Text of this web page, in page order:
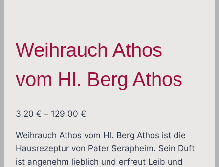
Weihrauch Athos
vom Hl. Berg Athos
3,20 € – 129,00 €
bis
129,00 €
Weihrauch Athos vom Hl. Berg Athos ist die
Hausrezeptur von Pater Serapheim. Sein Duft
ist angenehm lieblich und erfreut Leib und